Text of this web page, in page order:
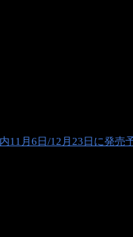
11月6日/12月23日に発売